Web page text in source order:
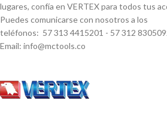
lugares, confí­a en VERTEX para todos tus
Puedes comunicarse con nosotros a los
teléfonos: 57 313 4415201 - 57 312
Email: info@mctools.co